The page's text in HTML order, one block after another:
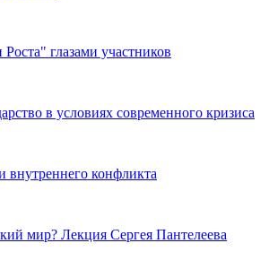
глазами участников
в условиях современного кризиса
внутреннего конфликта
мир? Лекция Сергея Пантелеева